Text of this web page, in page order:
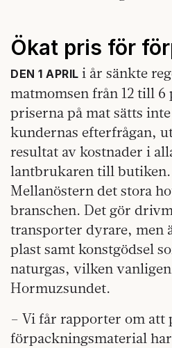
Ökat pris för
DEN 1 APRIL i år sänkte
matmomsen från 12 till 6
priserna på mat sätts
kundernas efterfrågan,
resultat av kostnader i
lantbrukaren till
Mellanöstern det stora
branschen. Det gör
transporter dyrare, men
plast samt konstgödsel
naturgas, vilken
Hormuzsundet.
– Vi får rapporter om att
förpackningsmaterial